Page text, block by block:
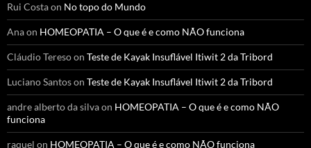
Rui Costaon No topo do Mundo
Anaon HOMEOPATIA – O que é e como NÃO funciona
Cláudio Teresoon Teste de Kayak Insuflável Itiwit 2 da Tribord
Luciano Santoson Teste de Kayak Insuflável Itiwit 2 da Tribord
andre alberto da silvaon HOMEOPATIA – O que é e como NÃO
funciona
raquel on HOMEOPATIA – O que é e como NÃO funciona